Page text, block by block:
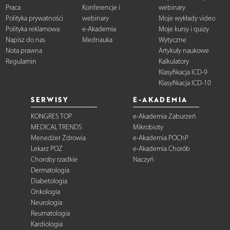
Praca
Polityka prywatności
Polityka reklamowa
Napisz do nas
Nota prawna
Regulamin
Konferencje i
webinary
e-Akademia
Mednauka
webinary
Moje wykłady video
Moje kursy i quizy
Wytyczne
Artykuły naukowe
Kalkulatory
Klasyfikacja ICD-9
Klasyfikacja ICD-10
SERWISY
KONGRES TOP
MEDICAL TRENDS
Menedżer Zdrowia
Lekarz POZ
Choroby rzadkie
Dermatologia
Diabetologia
Onkologia
Neurologia
Reumatologia
Kardiologia
E-AKADEMIA
e-Akademia Zaburzeń
Mikrobioty
e-Akademia POChP
e-Akademia Chorób
Naczyń